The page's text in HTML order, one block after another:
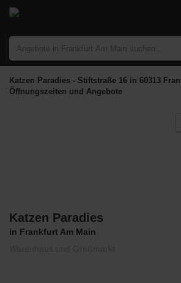
Katzen Paradies - Stiftstraße 16 in 60313
Öffnungszeiten und Angebote
Katzen Paradies
in Frankfurt Am Main